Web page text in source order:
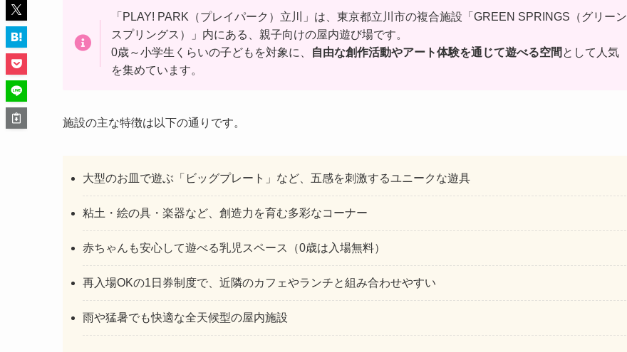
「PLAY! PARK（プレイパーク）立川」は、東京都立川市の複合施設「GREEN SPRINGS（グリーン
スプリングス）」内にある、親子向けの屋内遊び場です。
0歳～小学生くらいの子どもを対象に、
自由な創作活動やアート体験を通じて遊べる空間 として人気
を集めています。
施設の主な特徴は以下の通りです。
大型のお皿で遊ぶ「ビッグプレート」など、五感を刺激するユニークな遊具
粘土・絵の具・楽器など、創造力を育む多彩なコーナー
赤ちゃんも安心して遊べる乳児スペース（0歳は入場無料）
再入場OKの1日券制度で、近隣のカフェやランチと組み合わせやすい
雨や猛暑でも快適な全天候型の屋内施設